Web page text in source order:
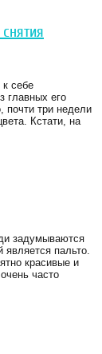
себе
главных его
почти три недели
Кстати, на
задумываются
пальто.
красивые и
часто